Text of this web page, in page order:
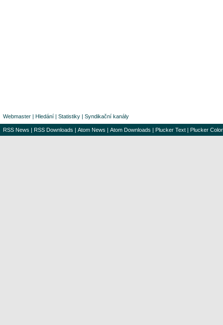
Webmaster | Hledání | Statistiky | Syndikační kanály
RSS News | RSS Downloads | Atom News | Atom Downloads | Plucker Text | Plucker Color